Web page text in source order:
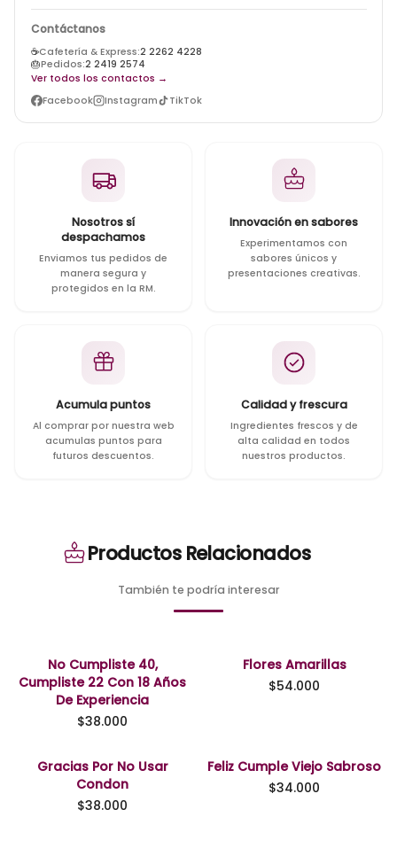
Contáctanos
☕Cafetería & Express:2 2262 4228
🎂Pedidos:2 2419 2574
Ver todos los contactos →
Facebook
Instagram TikTok
Nosotros sí
despachamos
Enviamos tus pedidos de
manera segura y
protegidos en la RM.
Innovación en sabores
Experimentamos con
sabores únicos y
presentaciones creativas.
Acumula puntos
Al comprar por nuestra web
acumulas puntos para
futuros descuentos.
Calidad y frescura
Ingredientes frescos y de
alta calidad en todos
nuestros productos.
Productos Relacionados
También te podría interesar
No Cumpliste 40,
Cumpliste 22 Con 18 Años
De Experiencia
$38.000
Flores Amarillas
$54.000
Gracias Por No Usar
Condon
$38.000
Feliz Cumple Viejo Sabroso
$34.000